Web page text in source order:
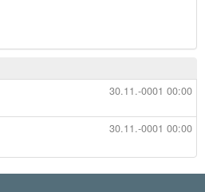
30.11.-0001 00:00
30.11.-0001 00:00